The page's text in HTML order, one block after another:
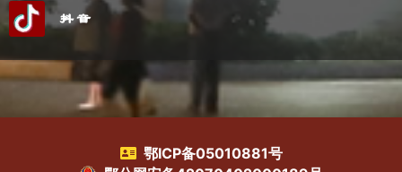
抖音
鄂ICP备05010881号